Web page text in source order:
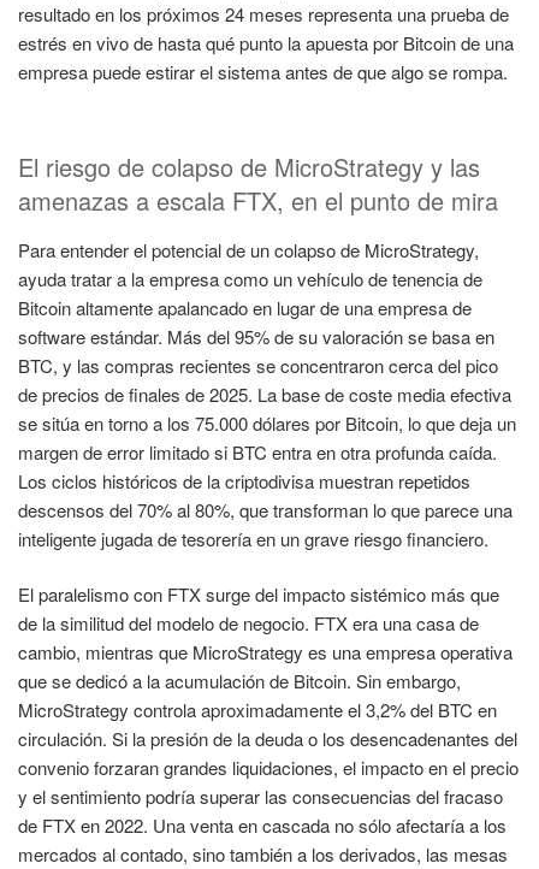
resultado en los próximos 24 meses representa una prueba de
estrés en vivo de hasta qué punto la apuesta por Bitcoin de una
empresa puede estirar el sistema antes de que algo se rompa.
El riesgo de colapso de MicroStrategy y las
amenazas a escala FTX, en el punto de mira
Para entender el potencial de un colapso de MicroStrategy,
ayuda tratar a la empresa como un vehículo de tenencia de
Bitcoin altamente apalancado en lugar de una empresa de
software estándar. Más del 95% de su valoración se basa en
BTC, y las compras recientes se concentraron cerca del pico
de precios de finales de 2025. La base de coste media efectiva
se sitúa en torno a los 75.000 dólares por Bitcoin, lo que deja un
margen de error limitado si BTC entra en otra profunda caída.
Los ciclos históricos de la criptodivisa muestran repetidos
descensos del 70% al 80%, que transforman lo que parece una
inteligente jugada de tesorería en un grave riesgo financiero.
El paralelismo con FTX surge del impacto sistémico más que
de la similitud del modelo de negocio. FTX era una casa de
cambio, mientras que MicroStrategy es una empresa operativa
que se dedicó a la acumulación de Bitcoin. Sin embargo,
MicroStrategy controla aproximadamente el 3,2% del BTC en
circulación. Si la presión de la deuda o los desencadenantes del
convenio forzaran grandes liquidaciones, el impacto en el precio
y el sentimiento podría superar las consecuencias del fracaso
de FTX en 2022. Una venta en cascada no sólo afectaría a los
mercados al contado, sino también a los derivados, las mesas